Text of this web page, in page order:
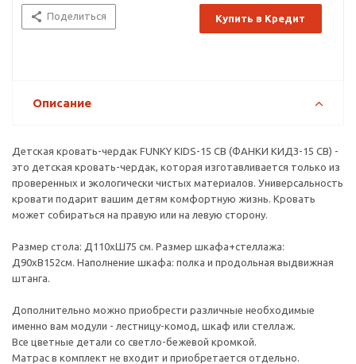
Поделиться Купить в Кредит
Описание
Детская кровать-чердак FUNKY KIDS-15 СВ (ФАНКИ КИДЗ-15 СВ) -
это детская кровать-чердак, которая изготавливается только из
проверенных и экологически чистых материалов. Универсальность
кровати подарит вашим детям комфортную жизнь. Кровать
может собираться на правую или на левую сторону.
Размер стола: Д110хШ75 см. Размер шкафа+стеллажа:
Д90хВ152см. Наполнение шкафа: полка и продольная выдвижная
штанга.
Дополнительно можно приобрести различные необходимые
именно вам модули - лестницу-комод, шкаф или стеллаж.
Все цветные детали со светло-бежевой кромкой.
Матрас в комплект не входит и приобретается отдельно.